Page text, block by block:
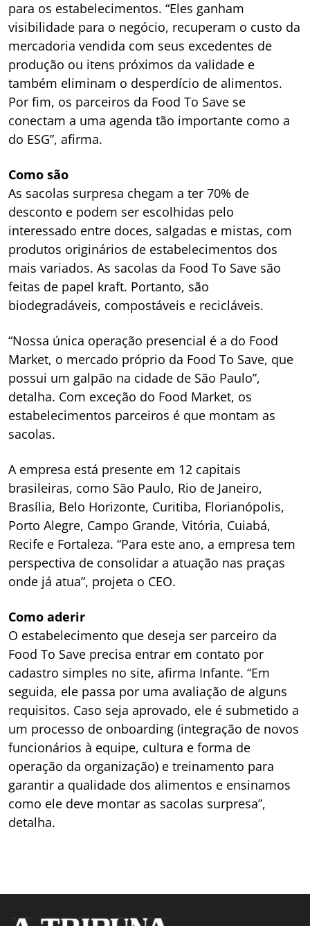
para os estabelecimentos. “Eles ganham
visibilidade para o negócio, recuperam o custo da
mercadoria vendida com seus excedentes de
produção ou itens próximos da validade e
também eliminam o desperdício de alimentos.
Por fim, os parceiros da Food To Save se
conectam a uma agenda tão importante como a
do ESG”, afirma.
Como são
As sacolas surpresa chegam a ter 70% de
desconto e podem ser escolhidas pelo
interessado entre doces, salgadas e mistas, com
produtos originários de estabelecimentos dos
mais variados. As sacolas da Food To Save são
feitas de papel kraft. Portanto, são
biodegradáveis, compostáveis e recicláveis.
“Nossa única operação presencial é a do Food
Market, o mercado próprio da Food To Save, que
possui um galpão na cidade de São Paulo”,
detalha. Com exceção do Food Market, os
estabelecimentos parceiros é que montam as
sacolas.
A empresa está presente em 12 capitais
brasileiras, como São Paulo, Rio de Janeiro,
Brasília, Belo Horizonte, Curitiba, Florianópolis,
Porto Alegre, Campo Grande, Vitória, Cuiabá,
Recife e Fortaleza. “Para este ano, a empresa tem
perspectiva de consolidar a atuação nas praças
onde já atua”, projeta o CEO.
Como aderir
O estabelecimento que deseja ser parceiro da
Food To Save precisa entrar em contato por
cadastro simples no site, afirma Infante. “Em
seguida, ele passa por uma avaliação de alguns
requisitos. Caso seja aprovado, ele é submetido a
um processo de onboarding (integração de novos
funcionários à equipe, cultura e forma de
operação da organização) e treinamento para
garantir a qualidade dos alimentos e ensinamos
como ele deve montar as sacolas surpresa”,
detalha.